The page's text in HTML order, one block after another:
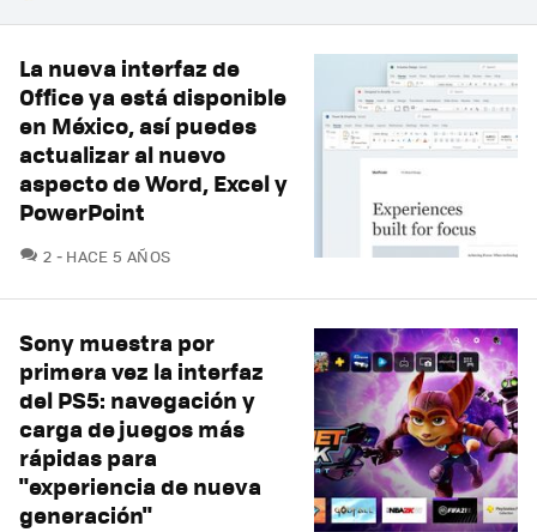
La nueva interfaz de
Office ya está disponible
en México, así puedes
actualizar al nuevo
aspecto de Word, Excel y
PowerPoint
2 COMENTARIOS
HACE 5 AÑOS
Sony muestra por
primera vez la interfaz
del PS5: navegación y
carga de juegos más
rápidas para
"experiencia de nueva
generación"